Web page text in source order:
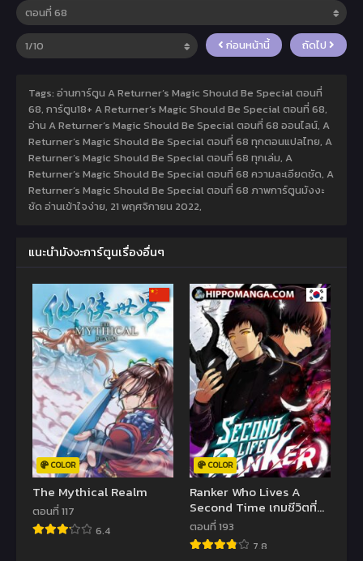
ก่อนหน้านี้ ถัดไป
Tags: อ่านการ์ตูน A Returner’s Magic Should Be Special ตอนที่
68, การ์ตูน18+ A Returner’s Magic Should Be Special ตอนที่ 68,
อ่าน A Returner’s Magic Should Be Special ตอนที่ 68 ออนไลน์, A
Returner’s Magic Should Be Special ตอนที่ 68 ทุกตอนแปลไทย, A
Returner’s Magic Should Be Special ตอนที่ 68 ทุกเล่ม, A
Returner’s Magic Should Be Special ตอนที่ 68 ความละเอียดชัด, A
Returner’s Magic Should Be Special ตอนที่ 68 ภาพการ์ตูนมังงะ
ชัด อ่านเข้าใจง่าย, 21 พฤศจิกายน 2022,
แนะนำมังงะการ์ตูนเรื่องอื่นๆ
COLOR
The Mythical Realm
ตอนที่ 117
6.4
COLOR
Ranker Who Lives A
Second Time เกมชีวิตที่
สอง ของแรงเกอร์
ตอนที่ 193
7.8